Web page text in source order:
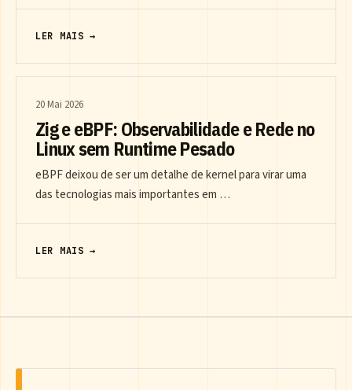
LER MAIS →
20 Mai 2026
Zig e eBPF: Observabilidade e Rede no
Linux sem Runtime Pesado
eBPF deixou de ser um detalhe de kernel para virar uma
das tecnologias mais importantes em …
LER MAIS →